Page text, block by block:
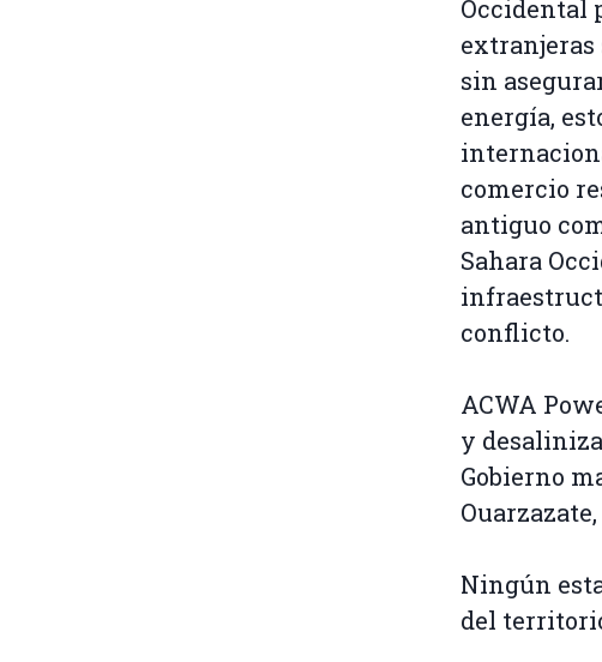
Occidental
extranjeras
sin
energía,
comercio
antiguo
Sahara
conflicto.
ACWA
y
Gobierno
Ningún
del